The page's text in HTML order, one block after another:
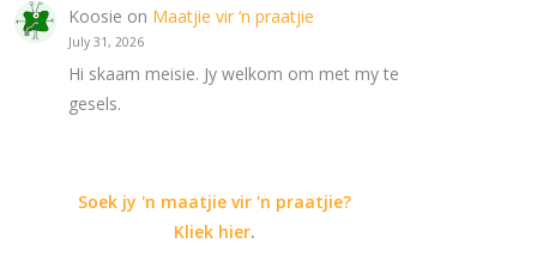
Koosie on Maatjie vir ‘n praatjie
July 31, 2026
Hi skaam meisie. Jy welkom om met my te
gesels.
Soek jy 'n maatjie vir 'n praatjie?
Kliek hier.